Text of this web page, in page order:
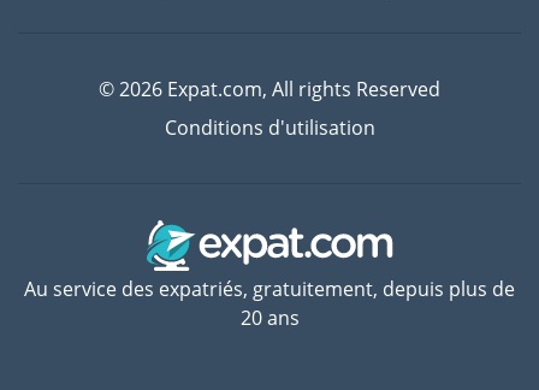
© 2026 Expat.com, All rights Reserved
Conditions d'utilisation
Au service des expatriés, gratuitement, depuis plus de
20 ans